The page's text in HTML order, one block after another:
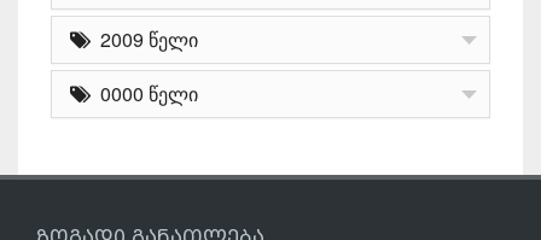
2009 წელი
0000 წელი